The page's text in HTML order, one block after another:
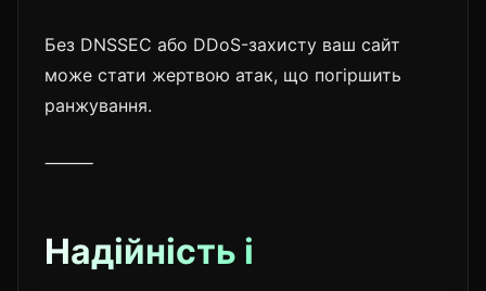
Без DNSSEC або DDoS-захисту ваш сайт
може стати жертвою атак, що погіршить
ранжування.
⸻
Надійність і